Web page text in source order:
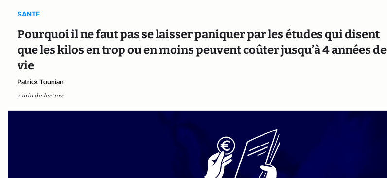
SANTE
Pourquoi il ne faut pas se laisser paniquer par les études qui disent
que les kilos en trop ou en moins peuvent coûter jusqu’à 4 années de
vie
Patrick Tounian
1 min de lecture